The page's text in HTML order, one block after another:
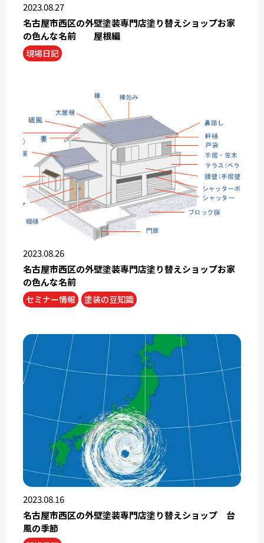
2023.08.27
名古屋市西区の外壁塗装専門店塗り替えショップお家
の色んな名前 屋根編
現場日記
2023.08.26
名古屋市西区の外壁塗装専門店塗り替えショップお家
の色んな名前
セミナー情報 塗装の豆知識
2023.08.16
名古屋市西区の外壁塗装専門店塗り替えショップ 台
風の季節